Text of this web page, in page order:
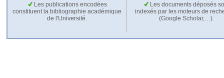
Les publications encodées
constituent la bibliographie académique
de l'Université.
Les documents déposés
indexés par les moteurs de
(Google Scholar,…).